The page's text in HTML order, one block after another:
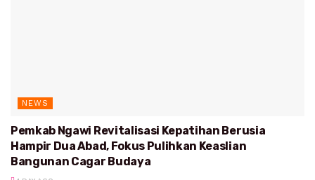
NEWS
Pemkab Ngawi Revitalisasi Kepatihan Berusia
Hampir Dua Abad, Fokus Pulihkan Keaslian
Bangunan Cagar Budaya